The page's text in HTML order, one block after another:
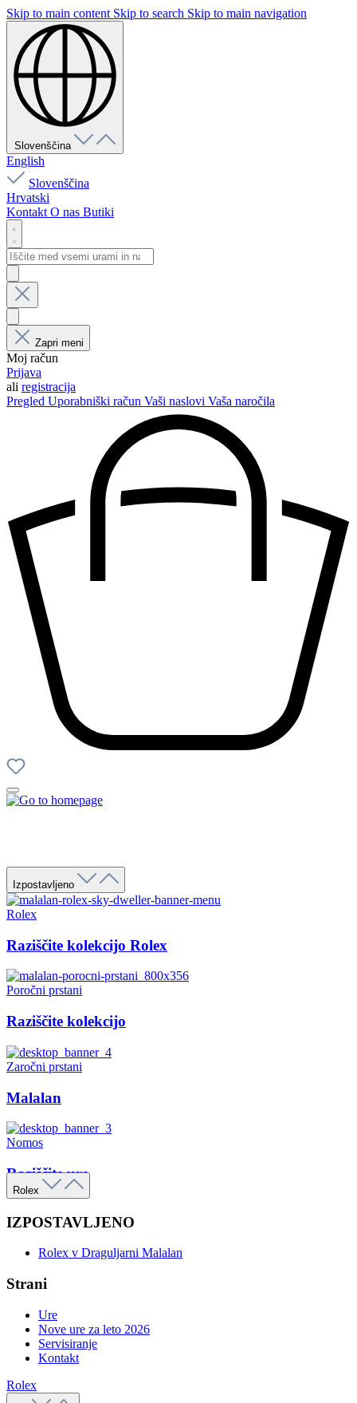
Skip to main content Skip to search Skip to main navigation
Slovenščina
English
Slovenščina
Hrvatski
Kontakt O nas Butiki
Zapri meni
Moj račun
Prijava
ali registracija
Pregled Uporabniški račun Vaši naslovi Vaša naročila
Izpostavljeno
Rolex
Raziščite kolekcijo Rolex
Poročni prstani
Raziščite kolekcijo
Zaročni prstani
Malalan
Nomos
Raziščite ure
Rolex
IZPOSTAVLJENO
Rolex v Draguljarni Malalan
Strani
Ure
Nove ure za leto 2026
Servisiranje
Kontakt
Rolex